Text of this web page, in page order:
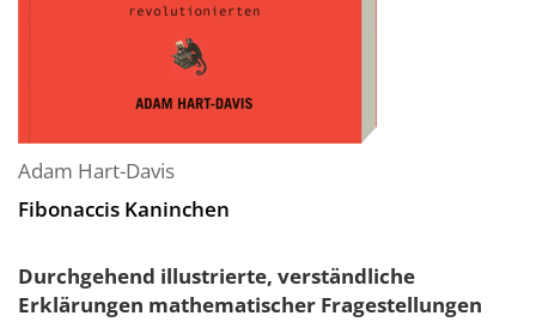
Adam Hart-Davis
Fibonaccis Kaninchen
Durchgehend illustrierte, verständliche
Erklärungen mathematischer Fragestellungen